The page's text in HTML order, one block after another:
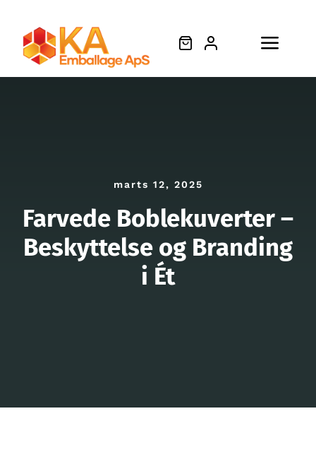
content
Søg
Om os
marts 12, 2025
Farvede Boblekuverter –
Beskyttelse og Branding
i Ét